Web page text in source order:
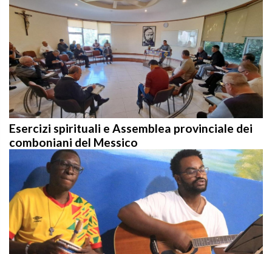
Esercizi spirituali e Assemblea provinciale dei
comboniani del Messico